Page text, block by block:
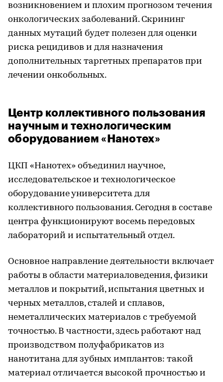
возникновением и плохим прогнозом течения
онкологических заболеваний. Скрининг
данных мутаций будет полезен для оценки
риска рецидивов и для назначения
дополнительных таргетных препаратов при
лечении онкобольных.
Центр коллективного пользования
научным и технологическим
оборудованием «Нанотех»
ЦКП «Нанотех» объединил научное,
исследовательское и технологическое
оборудование университета для
коллективного пользования. Сегодня в составе
центра функционируют восемь передовых
лабораторий и испытательный отдел.
Основное направление деятельности включает
работы в области материаловедения, физики
металлов и покрытий, испытания цветных и
черных металлов, сталей и сплавов,
неметаллических материалов с требуемой
точностью. В частности, здесь работают над
производством полуфабрикатов из
нанотитана для зубных имплантов: такой
материал отличается высокой прочностью и